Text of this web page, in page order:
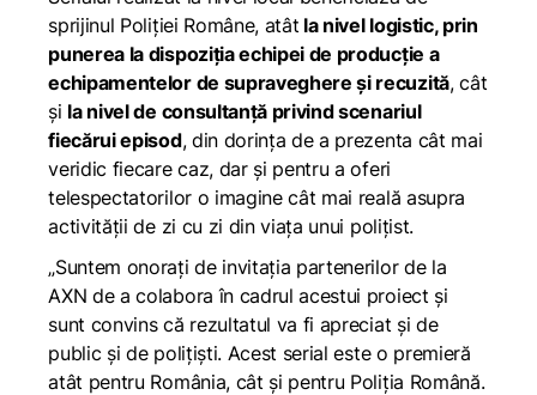
sprijinul Poliției Române, atât la nivel logistic, prin
punerea la dispoziția echipei de producție a
echipamentelor de supraveghere și recuzită, cât
și la nivel de consultanță privind scenariul
fiecărui episod, din dorința de a prezenta cât mai
veridic fiecare caz, dar și pentru a oferi
telespectatorilor o imagine cât mai reală asupra
activității de zi cu zi din viața unui polițist.
„Suntem onorați de invitația partenerilor de la
AXN de a colabora în cadrul acestui proiect și
sunt convins că rezultatul va fi apreciat și de
public și de polițiști. Acest serial este o premieră
atât pentru România, cât și pentru Poliția Română.